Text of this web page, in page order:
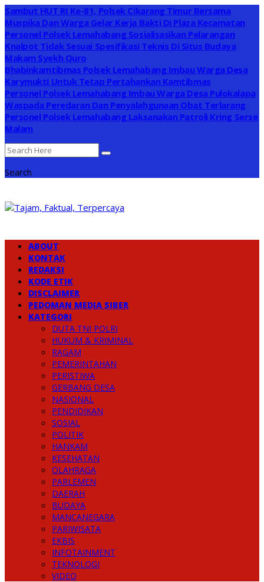
Sambut HUT RI Ke-81, Polsek Cikarang Timur Bersama
Muspika Dan Warga Gelar Kerja Bakti Di Plaza Kecamatan
Personel Polsek Lemahabang Sosialisasikan Pelarangan
Knalpot Tidak Sesuai Spesifikasi Teknis Di Situs Budaya
Makam Syekh Quro
Bhabinkamtibmas Polsek Lemahabang Imbau Warga Desa
Karymukti Untuk Tetap Pertahankan Kamtibmas
Personel Polsek Lemahabang Imbau Warga Desa Pulokalapa
Waspada Peredaran Dan Penyalahgunaan Obat Terlarang
Personel Polsek Lemahabang Laksanakan Patroli Kring Serse
Malam
Search
ABOUT
KONTAK
REDAKSI
KODE ETIK
DISCLAIMER
PEDOMAN MEDIA SIBER
KATEGORI
DUTA TNI POLRI
HUKUM & KRIMINAL
RAGAM
PEMERINTAHAN
PERISTIWA
GERBANG DESA
NASIONAL
PENDIDIKAN
SOSIAL
POLITIK
HANKAM
KESEHATAN
OLAHRAGA
PARLEMEN
DAERAH
BUDAYA
MANCANEGARA
PARIWISATA
EKBIS
INFOTAINMENT
TEKNOLOGI
VIDEO